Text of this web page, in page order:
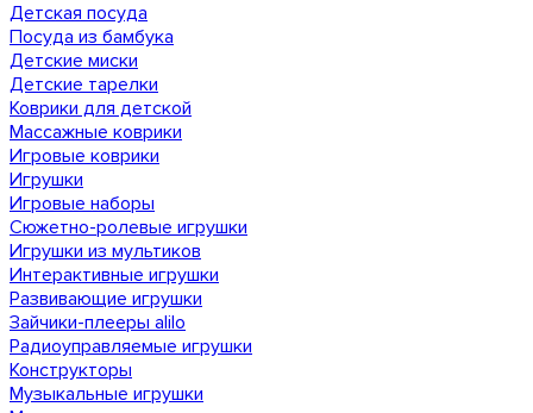
Детская посуда
Посуда из бамбука
Детские миски
Детские тарелки
Коврики для детской
Массажные коврики
Игровые коврики
Игрушки
Игровые наборы
Сюжетно-ролевые игрушки
Игрушки из мультиков
Интерактивные игрушки
Развивающие игрушки
Зайчики-плееры alilo
Радиоуправляемые игрушки
Конструкторы
Музыкальные игрушки